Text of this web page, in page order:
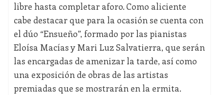
libre hasta completar aforo. Como aliciente
cabe destacar que para la ocasión se cuenta con
el dúo “Ensueño”, formado por las pianistas
Eloísa Macías y Mari Luz Salvatierra, que serán
las encargadas de amenizar la tarde, así como
una exposición de obras de las artistas
premiadas que se mostrarán en la ermita.